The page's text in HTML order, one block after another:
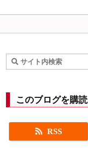
このブログを購読
RSS